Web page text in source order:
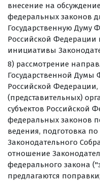
внесение на
федеральных законов
Государственную Думу
Российской Федерации
инициативы
8) рассмотрение
Государственной Думы
Российской
(представительных)
субъектов Российской
федеральных законов
ведения, подготовка
Законодательного
отношение
федерального закона
предлагаются поправки;